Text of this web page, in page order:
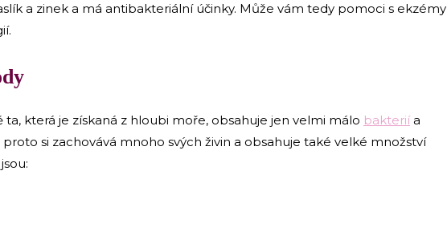
a zinek a má antibakteriální účinky. Může vám tedy pomoci s ekzémy
ta, která je získaná z hloubi moře, obsahuje jen velmi málo bakteriía
si zachovává mnoho svých živin a obsahuje také velké množství